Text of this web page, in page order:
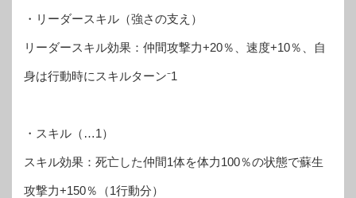
・リーダースキル（強さの支え）
リーダースキル効果：仲間攻撃力+20％、速度+10％、自
身は行動時にスキルターン⁻1
・スキル（…1）
スキル効果：死亡した仲間1体を体力100％の状態で蘇生
攻撃力+150％（1行動分）